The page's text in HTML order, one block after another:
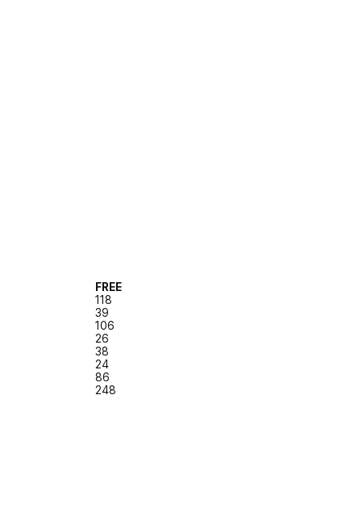
FREE
118
39
106
26
38
24
86
248